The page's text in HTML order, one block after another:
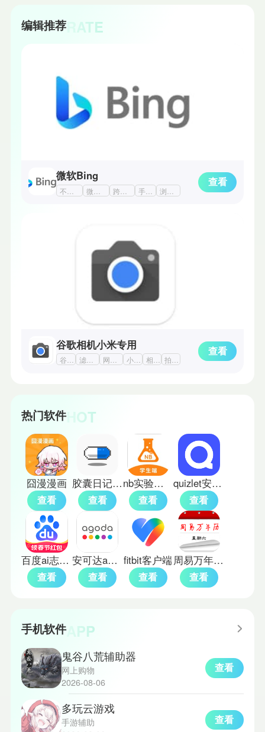
编辑推荐RATE
微软Bing
手机工具
查看
谷歌相机小米专用 查看
热门软件HOT
囧漫漫画
查看
胶囊日记上善版
查看
nb实验室免费版
查看
quizlet安卓版
查看
百度ai志愿报考助手
查看
安可达agoda
查看
fitbit客户端
查看
周易万年历免费版
查看
手机软件APP
鬼谷八荒辅助器
网上购物
2026-08-06
查看
多玩云游戏
手游辅助
查看